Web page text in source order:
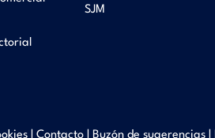
SJM
Contacto Buzón de sugerencias